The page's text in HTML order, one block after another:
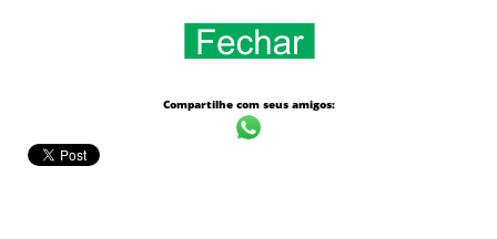
Compartilhe com seus amigos: